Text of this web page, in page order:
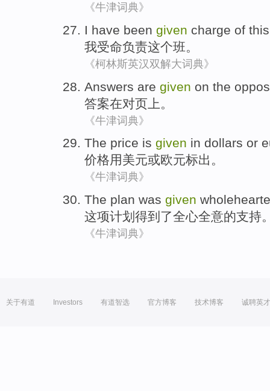
《牛津词典》
I have been given charge of this
我受命负责这个班。
《柯林斯英汉双解大词典》
Answers are given on the
答案在对页 上。
《牛津词典》
The price is given in dollars or
价格用美元或欧元标出。
《牛津词典》
The plan was given
这项计划 得到 了全心全意的支持
《牛津词典》
关于有道 Investors 有道智选 官方博客 技术博客 诚聘英才